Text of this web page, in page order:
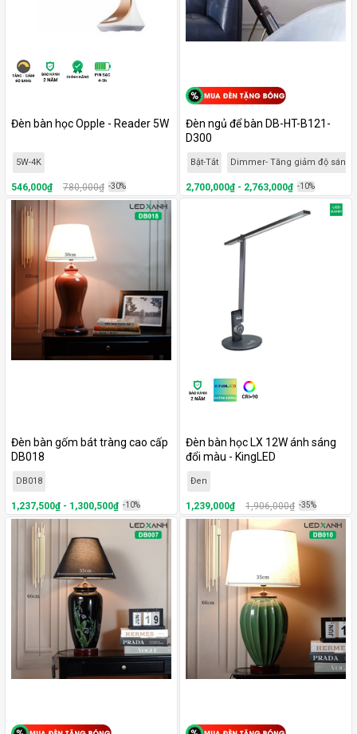
Đèn bàn học Opple - Reader 5W
5W-4K
546,000₫ 780,000₫ -30%
Đèn ngủ để bàn DB-HT-B121-
D300
Bật-Tắt Dimmer- Tăng giảm độ sáng
2,700,000₫ - 2,763,000₫ -10%
Đèn bàn gốm bát tràng cao cấp
DB018
DB018
1,237,500₫ - 1,300,500₫ -10%
Đèn bàn học LX 12W ánh sáng
đổi màu - KingLED
Đen
1,239,000₫ 1,906,000₫ -35%